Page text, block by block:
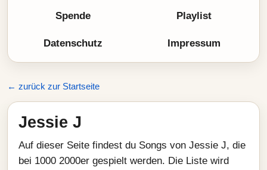
Spende Playlist
Datenschutz Impressum
← zurück zur Startseite
Jessie J
Auf dieser Seite findest du Songs von Jessie J, die
bei 1000 2000er gespielt werden. Die Liste wird